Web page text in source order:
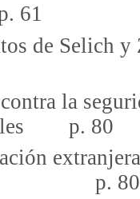
de Selich y
la
p. 80
p. 80